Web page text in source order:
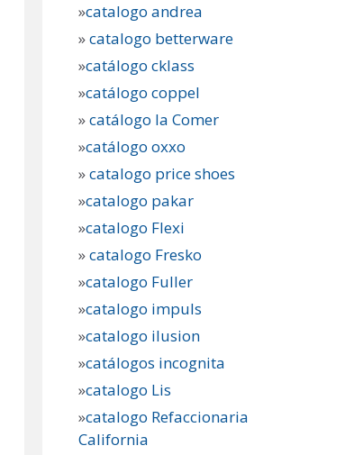
»catalogo andrea
»catalogo betterware
»catálogo cklass
»catálogo coppel
»catálogo la Comer
»catálogo oxxo
»catalogo price shoes
»catalogo pakar
»catalogo Flexi
»catalogo Fresko
»catalogo Fuller
»catalogo impuls
»catalogo ilusion
»catálogos incognita
»catalogo Lis
»catalogo Refaccionaria
California